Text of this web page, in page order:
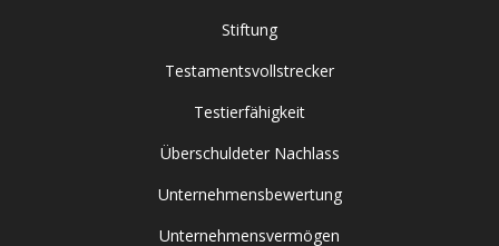
Stiftung
Testamentsvollstrecker
Testierfähigkeit
Überschuldeter Nachlass
Unternehmensbewertung
Unternehmensvermögen